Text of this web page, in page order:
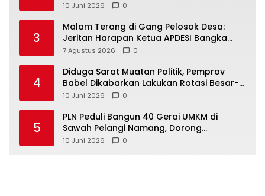
10 Juni 2026 0
3
Malam Terang di Gang Pelosok Desa:
Jeritan Harapan Ketua APDESI Bangka
Tengah untuk PLN Babel
7 Agustus 2026 0
4
‎Diduga Sarat Muatan Politik, Pemprov
Babel Dikabarkan Lakukan Rotasi Besar-
10 Juni 2026 0
5
‎PLN Peduli Bangun 40 Gerai UMKM di
Sawah Pelangi Namang, Dorong
10 Juni 2026 0